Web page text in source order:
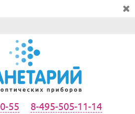
55 8-495-505-11-14